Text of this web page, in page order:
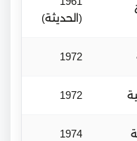
(الحديثة)
1972
1972
1974